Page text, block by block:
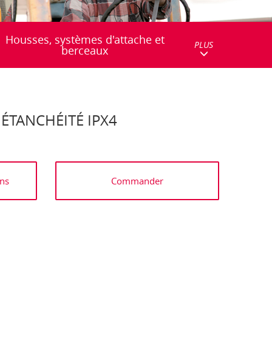
Housses, systèmes d'attache et
berceaux PLUS
IPX4
Commander